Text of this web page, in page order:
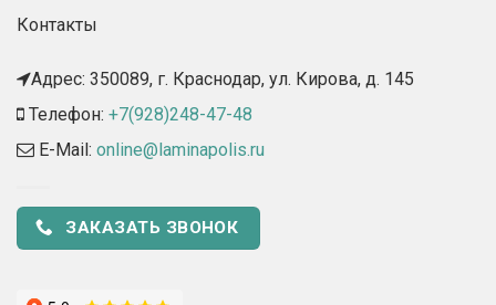
Контакты
Адрес: 350089, г. Краснодар, ул. Кирова, д. 145​
Телефон: +7(928)248-47-48
E-Mail: online@laminapolis.ru
ЗАКАЗАТЬ ЗВОНОК